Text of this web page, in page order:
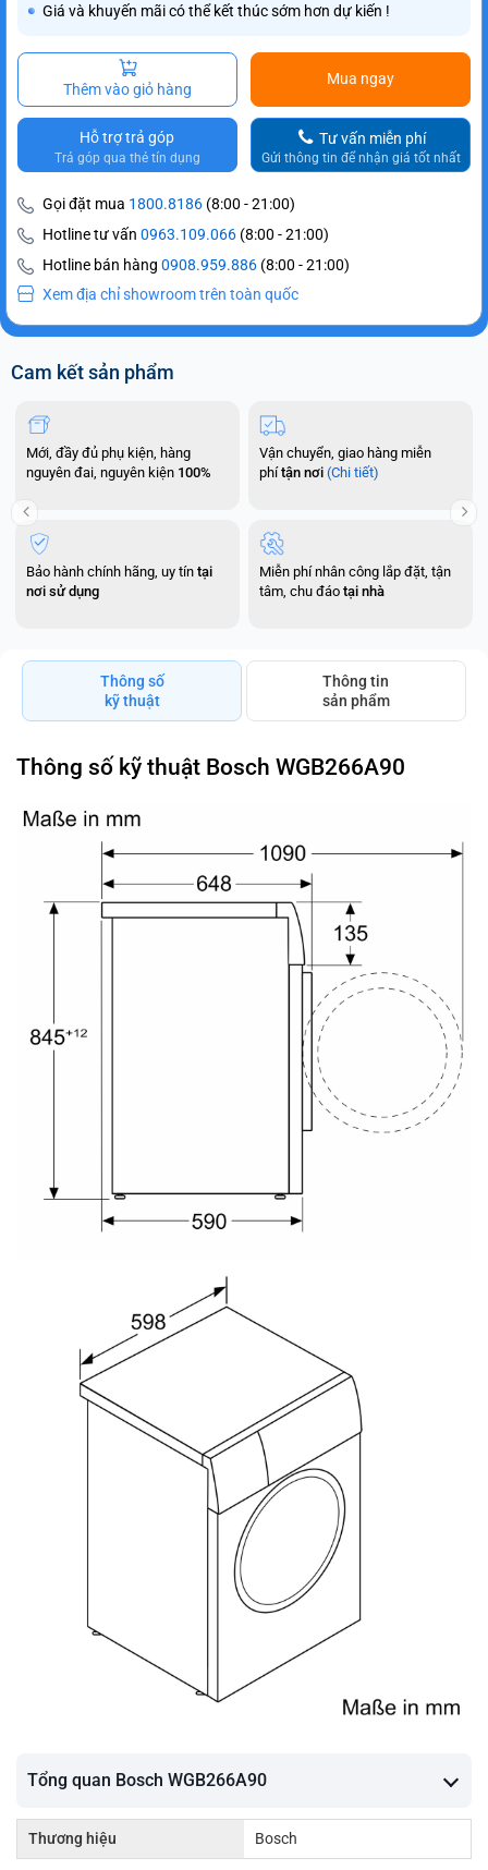
Giá và khuyến mãi có thể kết thúc sớm hơn dự kiến !
Thêm vào giỏ hàng
Mua ngay
Hỗ trợ trả góp
Trả góp qua thẻ tín dụng
Tư vấn miễn phí
Gửi thông tin để nhận giá tốt nhất
Gọi đặt mua 1800.8186 (8:00 - 21:00)
Hotline tư vấn 0963.109.066 (8:00 - 21:00)
Hotline bán hàng 0908.959.886 (8:00 - 21:00)
Xem địa chỉ showroom trên toàn quốc
Cam kết sản phẩm
Mới, đầy đủ phụ kiện, hàng
nguyên đai, nguyên kiện 100%
Vận chuyển, giao hàng miễn
phítận nơi (Chi tiết)
Bảo hành chính hãng, uy tíntại
nơi sử dụng
Miễn phí nhân công lắp đặt, tận
tâm, chu đáotại nhà
Thông số
kỹ thuật
Thông tin
sản phẩm
Thông số kỹ thuật Bosch WGB266A90
Tổng quan Bosch WGB266A90
Thương hiệu Bosch